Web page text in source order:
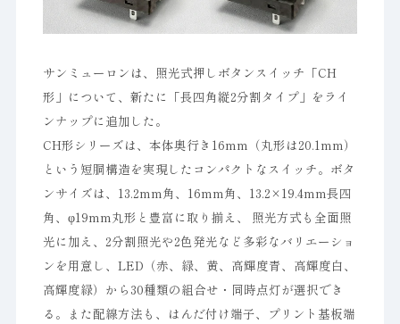
サンミューロンは、照光式押しボタンスイッチ「CH
形」について、新たに「長四角縦2分割タイプ」をライ
ンナップに追加した。
CH形シリーズは、本体奥行き16mm（丸形は20.1mm）
という短胴構造を実現したコンパクトなスイッチ。ボタ
ンサイズは、13.2mm角、16mm角、13.2×19.4mm長四
角、φ19mm丸形と豊富に取り揃え、 照光方式も全面照
光に加え、2分割照光や2色発光など多彩なバリエーショ
ンを用意し、LED（赤、緑、黄、高輝度青、高輝度白、
高輝度緑）から30種類の組合せ・同時点灯が選択でき
る。また配線方法も、はんだ付け端子、プリント基板端